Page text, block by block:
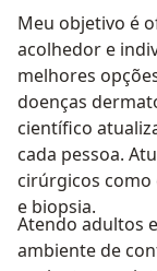
Meu objetivo é
acolhedor e
melhores
doenças
científico
cada pessoa.
cirúrgicos como
e biopsia.
Atendo adultos
ambiente de